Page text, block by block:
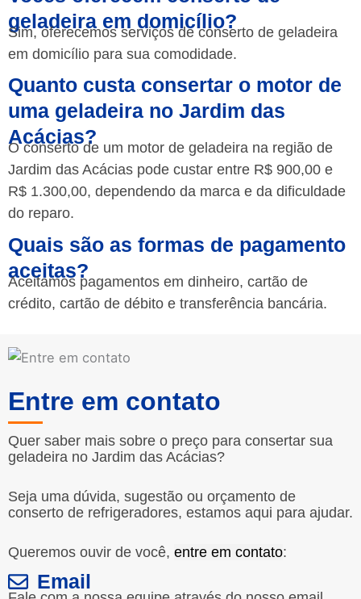
geladeira em domicílio?
Sim, oferecemos serviços de conserto de geladeira
em domicílio para sua comodidade.
Quanto custa consertar o motor de
uma geladeira no Jardim das
Acácias?
O conserto de um motor de geladeira na região de
Jardim das Acácias pode custar entre R$ 900,00 e
R$ 1.300,00, dependendo da marca e da dificuldade
do reparo.
Quais são as formas de pagamento
aceitas?
Aceitamos pagamentos em dinheiro, cartão de
crédito, cartão de débito e transferência bancária.
Entre em contato
Quer saber mais sobre o preço para consertar sua
geladeira no Jardim das Acácias?
Seja uma dúvida, sugestão ou orçamento de
conserto de refrigeradores, estamos aqui para ajudar.
Queremos ouvir de você, entre em contato:
Email